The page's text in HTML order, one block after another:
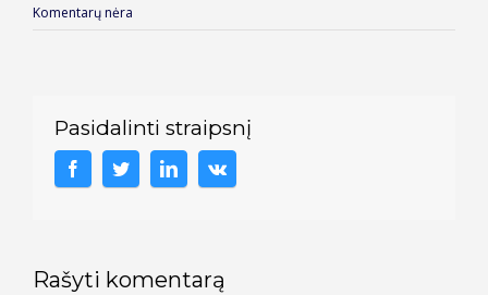
Komentarų nėra
Pasidalinti straipsnį
Rašyti komentarą